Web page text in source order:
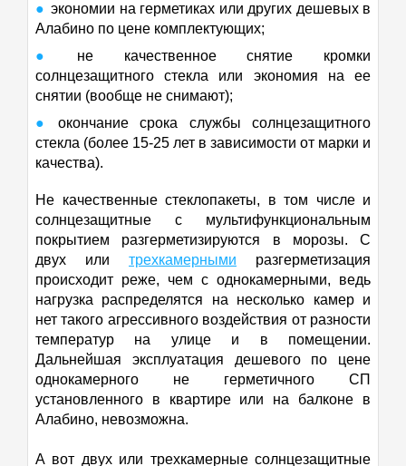
экономии на герметиках или других дешевых в
Алабино по цене комплектующих;
не качественное снятие кромки
солнцезащитного стекла или экономия на ее
снятии (вообще не снимают);
окончание срока службы солнцезащитного
стекла (более 15-25 лет в зависимости от марки и
качества).
Не качественные стеклопакеты, в том числе и
солнцезащитные с мультифункциональным
покрытием разгерметизируются в морозы. С
двух или трехкамерными разгерметизация
происходит реже, чем с однокамерными, ведь
нагрузка распределятся на несколько камер и
нет такого агрессивного воздействия от разности
температур на улице и в помещении.
Дальнейшая эксплуатация дешевого по цене
однокамерного не герметичного СП
установленного в квартире или на балконе в
Алабино, невозможна.
А вот двух или трехкамерные солнцезащитные